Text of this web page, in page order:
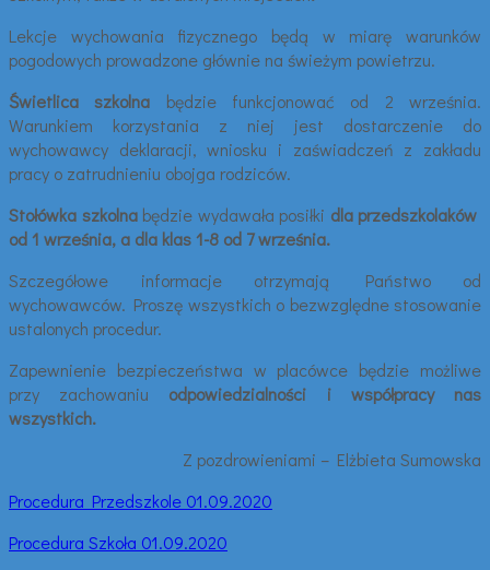
Lekcje wychowania fizycznego będą w miarę warunków
pogodowych prowadzone głównie na świeżym powietrzu.
Świetlica szkolna będzie funkcjonować od 2 września.
Warunkiem korzystania z niej jest dostarczenie do
wychowawcy deklaracji, wniosku i zaświadczeń z zakładu
pracy o zatrudnieniu obojga rodziców.
Stołówka szkolna będzie wydawała posiłki dla przedszkolaków
od 1 września, a dla klas1-8 od 7 września.
Szczegółowe informacje otrzymają Państwo od
wychowawców. Proszę wszystkich o bezwzględne stosowanie
ustalonych procedur.
Zapewnienie bezpieczeństwa w placówce będzie możliwe
przy zachowaniu odpowiedzialności i współpracy nas
wszystkich.
Z pozdrowieniami – Elżbieta Sumowska
Procedura Przedszkole 01.09.2020
Procedura Szkoła 01.09.2020